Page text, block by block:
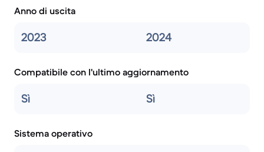
Anno di uscita
2023 2024
Compatibile con l'ultimo aggiornamento
Sì Sì
Sistema operativo